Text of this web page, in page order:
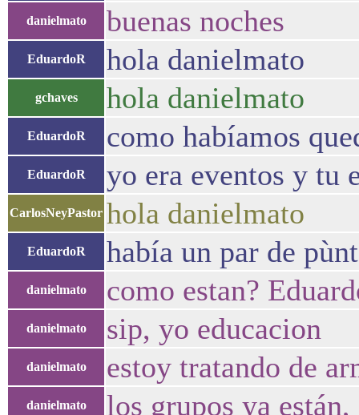
danielmato buenas noches
EduardoR hola danielmato
gchaves hola danielmato
EduardoR como habíamos
EduardoR yo era eventos y tu
CarlosNeyPastor hola danielmato
EduardoR había un par de
danielmato como estan?
danielmato sip, yo educacion
danielmato estoy tratando de
danielmato los grupos ya